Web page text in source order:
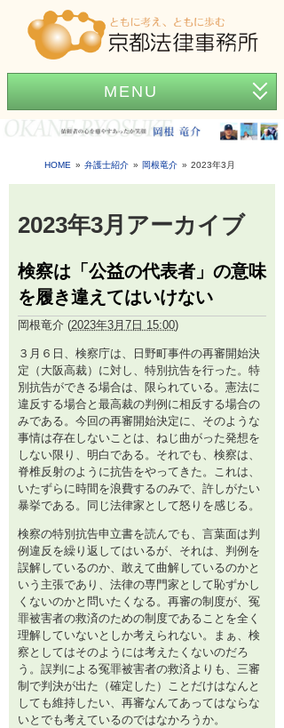
MENU
ホーム
事務所紹介
アクセス
弁護士費用
News
HOME 弁護士紹介 岡根竜介 2023年3月
2023年3月アーカイブ
検察は「公益の代表者」の意味
を履き違えてはいけない
岡根竜介 (2023年3月7日 15:00)
３月６日、検察庁は、日野町事件の再審開始決
定（大阪高裁）に対し、特別抗告を行った。特
別抗告ができる場合は、限られている。憲法に
違反する場合と最高裁の判例に相反する場合の
みである。今回の再審開始決定に、そのような
事情は存在しないことは、ねじ曲がった発想を
しない限り、明白である。それでも、検察は、
脊椎反射のように抗告をやってきた。これは、
いたずらに時間を浪費するのみで、許しがたい
暴挙である。同じ法律家として怒りを感じる。
検察の特別抗告申立書を読んでも、言葉面は判
例違反を繰り返してはいるが、それは、判例を
誤解しているのか、敢えて曲解しているのかと
いう主張であり、法律の専門家として恥ずかし
くないのかと問いたくなる。再審の制度が、冤
罪被害者の救済のための制度であることを全く
理解していないとしか考えられない。まぁ、検
察としてはそのようには考えたくないのだろ
う。誤判による冤罪被害者の救済よりも、三審
制で判決が出た（確定した）ことだけはなんと
しても維持したい、再審なんてあってはならな
いとでも考えているのではなかろうか。